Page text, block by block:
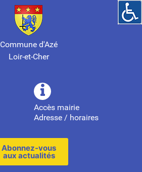
Commune d'Azé
Loir-et-Cher
Accès mairie
Adresse / horaires
Abonnez-vous
aux actualités